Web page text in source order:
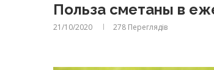
Польза сметаны в
21/10/2020 278 Переглядів